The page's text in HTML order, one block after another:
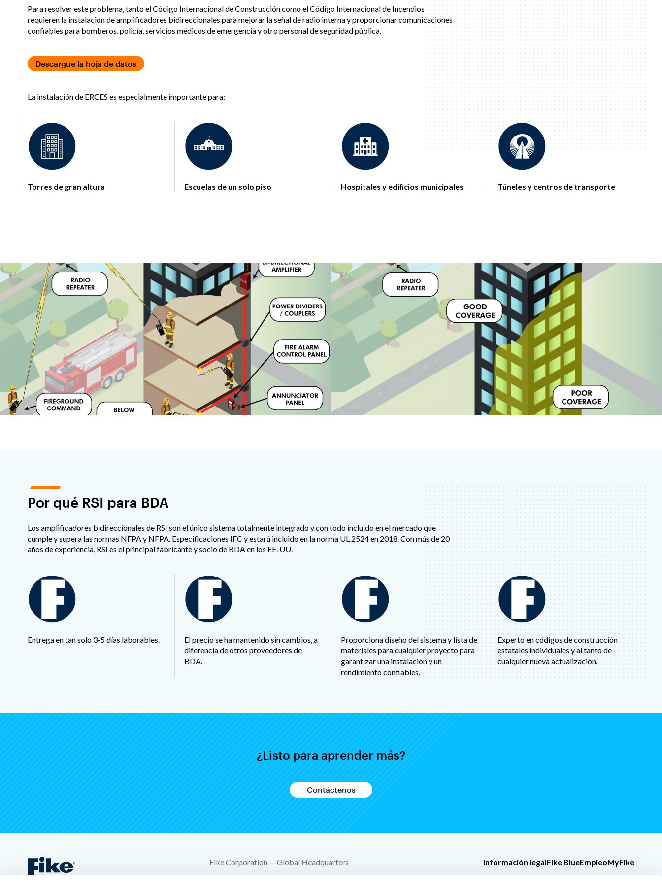
Para resolver este problema, tanto el Código Internacional de Construcción como el Código Internacional de Incendios
requieren la instalación de amplificadores bidireccionales para mejorar la señal de radio interna y proporcionar comunicaciones
confiables para bomberos, policía, servicios médicos de emergencia y otro personal de seguridad pública.
Descargue la hoja de datos
La instalación de ERCES es especialmente importante para:
Torres de gran altura Escuelas de un solo piso Hospitales y edificios municipales Túneles y centros de transporte
Por qué RSI para BDA
Los amplificadores bidireccionales de RSI son el único sistema totalmente integrado y con todo incluido en el mercado que
cumple y supera las normas NFPA y NFPA. Especificaciones IFC y estará incluido en la norma UL 2524 en 2018. Con más de 20
años de experiencia, RSI es el principal fabricante y socio de BDA en los EE. UU.
Entrega en tan solo 3-5 días laborables.
El precio se ha mantenido sin cambios, a
diferencia de otros proveedores de
BDA.
Proporciona diseño del sistema y lista de
materiales para cualquier proyecto para
garantizar una instalación y un
rendimiento confiables.
Experto en códigos de construcción
estatales individuales y al tanto de
cualquier nueva actualización.
¿Listo para aprender más?
Contáctenos
Fike Corporation — Global Headquarters
Información legalFike BlueEmpleoMyFike